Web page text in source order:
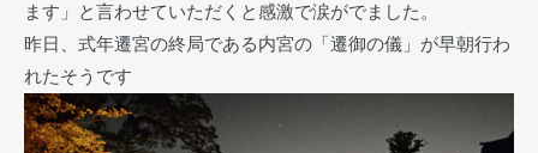
ます」と言わせていただくと感激で涙がでました。
昨日、式年遷宮の終局である内宮の「遷御の儀」が早朝行わ
れたそうです